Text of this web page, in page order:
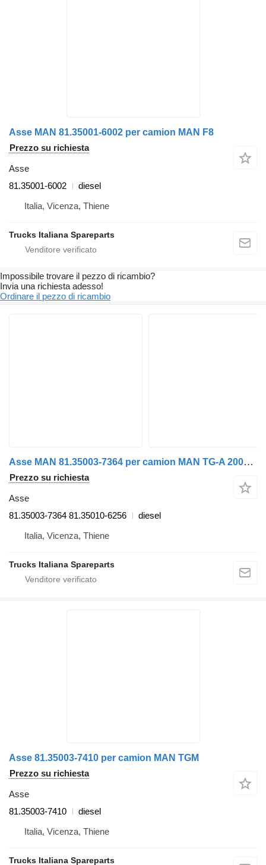
Asse MAN 81.35001-6002 per camion MAN F8
Prezzo su richiesta
Asse
81.35001-6002
diesel
Italia, Vicenza, Thiene
Trucks Italiana Spareparts
Impossibile trovare il pezzo di ricambio?
Invia una richiesta adesso!
Ordinare il pezzo di ricambio
Asse MAN 81.35003-7364 per camion MAN TG-A 2000>2007
Prezzo su richiesta
Asse
81.35003-7364 81.35010-6256
diesel
Italia, Vicenza, Thiene
Trucks Italiana Spareparts
Asse 81.35003-7410 per camion MAN TGM
Prezzo su richiesta
Asse
81.35003-7410
diesel
Italia, Vicenza, Thiene
Trucks Italiana Spareparts